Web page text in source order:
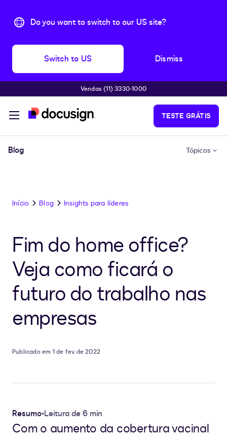
Do you want to switch to our US site?
Switch to US Dismiss
Pular para o conteúdo principal
Vendas (11) 3330-1000
TESTE GRÁTIS
Blog Tópicos
Início Blog Insights para líderes
Fim do home office?
Veja como ficará o
futuro do trabalho nas
empresas
Publicado em 1 de fev. de 2022
Resumo•Leitura de 6 min
Com o aumento da cobertura vacinal